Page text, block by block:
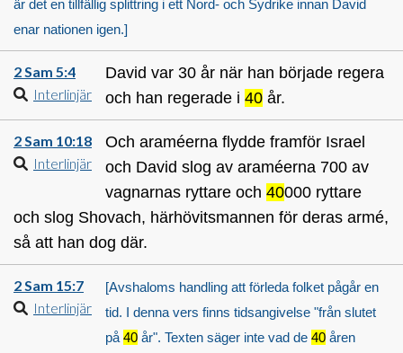
är det en tillfällig splittring i ett Nord- och Sydrike innan David
enar nationen igen.]
2 Sam 5:4
Interlinjär
David var 30 år när han började regera
och han regerade i 40 år.
2 Sam 10:18
Interlinjär
Och araméerna flydde framför Israel
och David slog av araméerna 700 av
vagnarnas ryttare och 40000 ryttare
och slog Shovach, härhövitsmannen för deras armé,
så att han dog där.
2 Sam 15:7
Interlinjär
[Avshaloms handling att förleda folket pågår en
tid. I denna vers finns tidsangivelse "från slutet
på 40 år". Texten säger inte vad de 40 åren